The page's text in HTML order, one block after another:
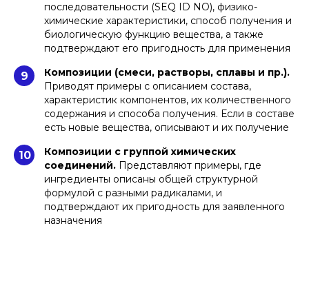
последовательности (SEQ ID NO), физико-
химические характеристики, способ получения и
биологическую функцию вещества, а также
подтверждают его пригодность для применения
9
Композиции (смеси, растворы, сплавы и пр.).
Приводят примеры с описанием состава,
характеристик компонентов, их количественного
содержания и способа получения. Если в составе
есть новые вещества, описывают и их получение
10
Композиции с группой химических
соединений. Представляют примеры, где
ингредиенты описаны общей структурной
формулой с разными радикалами, и
подтверждают их пригодность для заявленного
назначения